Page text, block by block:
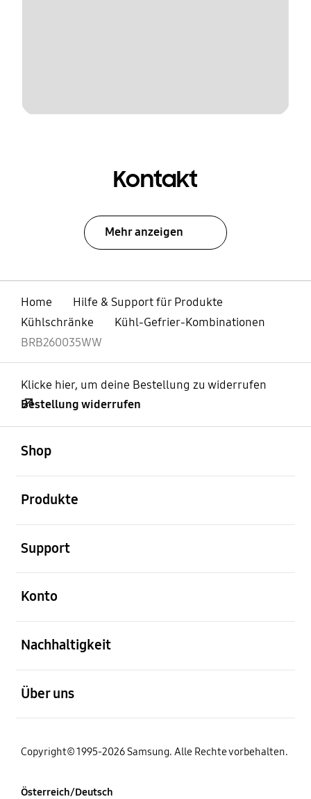
Kontakt
Mehr anzeigen
Home
Hilfe & Support für Produkte
Kühlschränke
Kühl-Gefrier-Kombinationen
BRB260035WW
Klicke hier, um deine Bestellung zu widerrufen
Bestellung widerrufen
Shop
Produkte
Support
Konto
Nachhaltigkeit
Über uns
Copyright© 1995-2026 Samsung. Alle Rechte vorbehalten.
Österreich/Deutsch